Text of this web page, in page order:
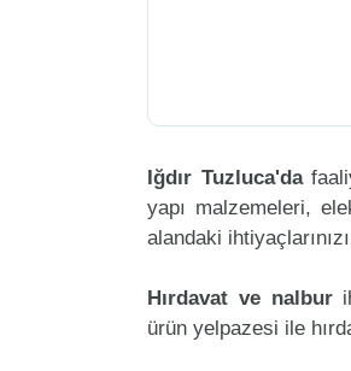
Iğdır Tuzluca'da
yapı malzemeleri,
alandaki
Hırdavat ve nalbur
ürün yelpazesi ile